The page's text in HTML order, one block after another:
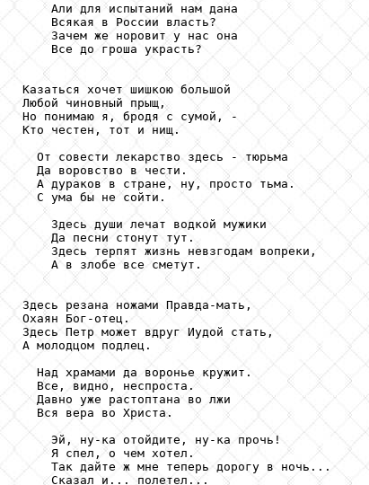
    Али для испытаний нам дана
    Всякая в России власть?
    Зачем же норовит у нас она
    Все до гроша украсть?
Казаться хочет шишкою большой
Любой чиновный прыщ,
Но понимаю я, бродя с сумой, -
Кто честен, тот и нищ.
  От совести лекарство здесь - тюрьма
  Да воровство в чести.
  А дураков в стране, ну, просто тьма.
  С ума бы не сойти.
    Здесь души лечат водкой мужики
    Да песни стонут тут.
    Здесь терпят жизнь невзгодам вопреки,
    А в злобе все сметут.
Здесь резана ножами Правда-мать,
Охаян Бог-отец.
Здесь Петр может вдруг Иудой стать,
А молодцом подлец.
  Над храмами да воронье кружит.
  Все, видно, неспроста.
  Давно уже растоптана во лжи
  Вся вера во Христа.
    Эй, ну-ка отойдите, ну-ка прочь!
    Я спел, о чем хотел.
    Так дайте ж мне теперь дорогу в ночь...
    Сказал и... полетел...